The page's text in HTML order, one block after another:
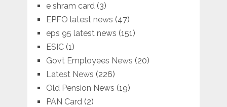
e shram card (3)
EPFO latest news (47)
eps 95 latest news (151)
ESIC(1)
Govt Employees News (20)
Latest News (226)
Old Pension News (19)
PAN Card (2)